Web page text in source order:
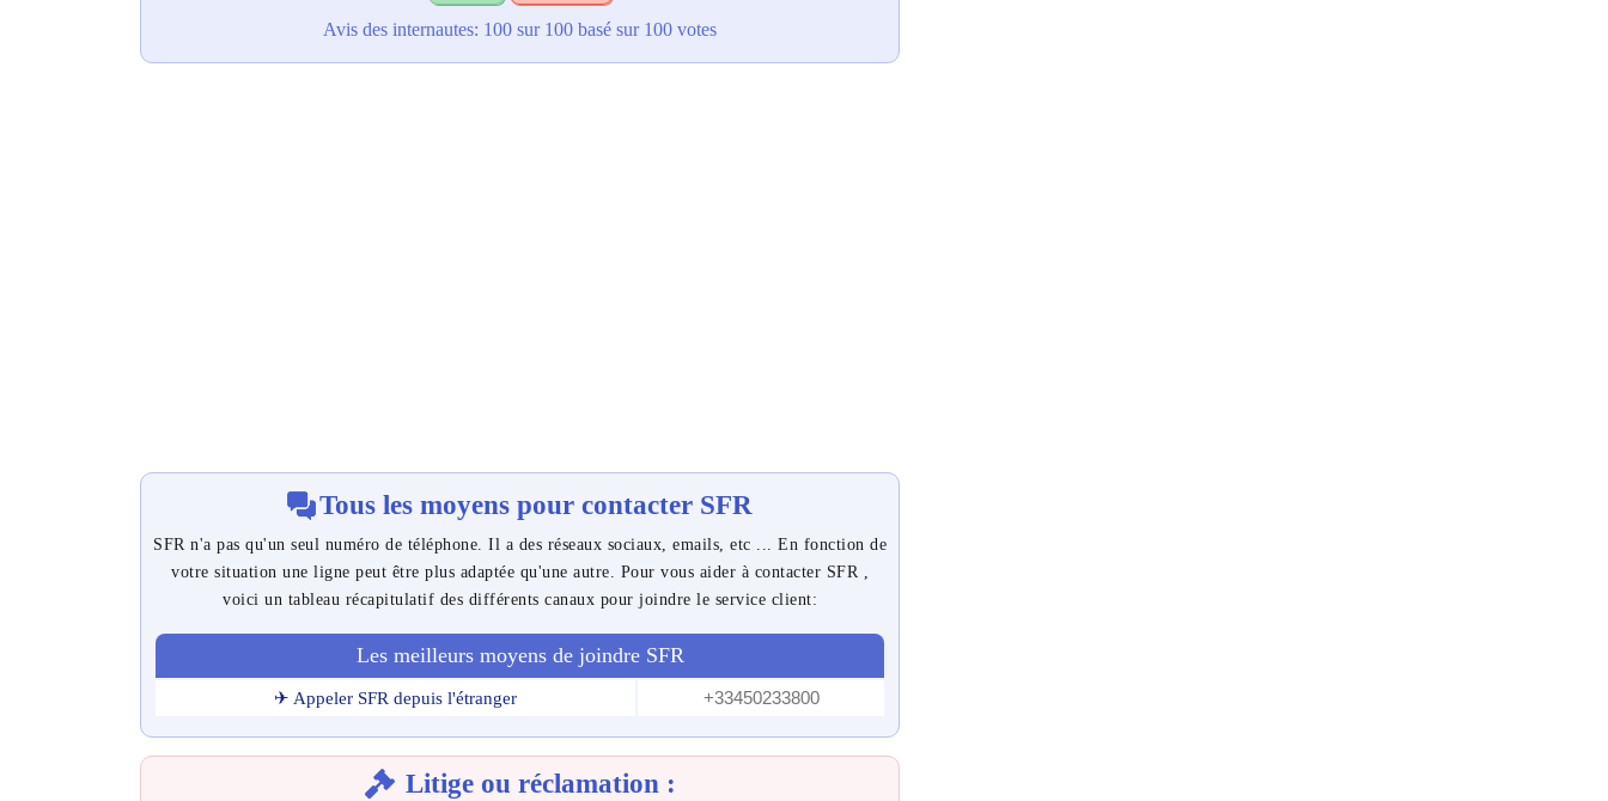
Avis des internautes: 100 sur 100 basé sur 100 votes
Tous les moyens pour contacter SFR
SFR n'a pas qu'un seul numéro de téléphone. Il a des réseaux sociaux, emails, etc ... En fonction de
votre situation une ligne peut être plus adaptée qu'une autre. Pour vous aider à contacter SFR ,
voici un tableau récapitulatif des différents canaux pour joindre le service client:
Les meilleurs moyens de joindre SFR
✈ Appeler SFR depuis l'étranger +33450233800
Litige ou réclamation :